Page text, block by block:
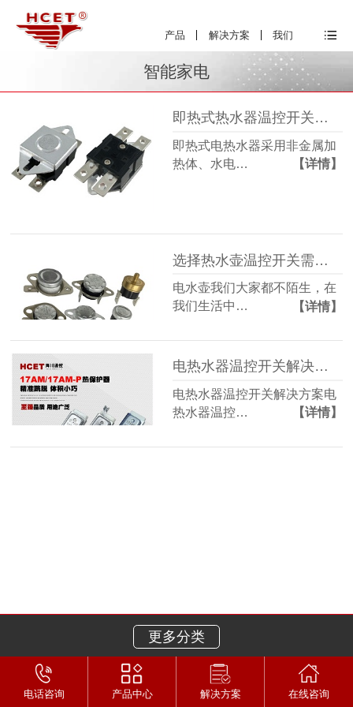
产品 解决方案 我们
智能家电
即热式热水器温控开关应用案例-海川温控
即热式电热水器采用非金属加
热体、水电…
【详情】
选择热水壶温控开关需要注意哪些？
电水壶我们大家都不陌生，在
我们生活中…
【详情】
电热水器温控开关解决方案
电热水器温控开关解决方案电
热水器温控…
【详情】
电话咨询 产品中心 解决方案 在线咨询
更多分类